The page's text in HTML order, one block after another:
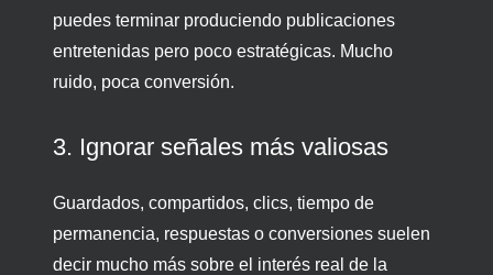
puedes terminar produciendo publicaciones
entretenidas pero poco estratégicas. Mucho
ruido, poca conversión.
3. Ignorar señales más valiosas
Guardados, compartidos, clics, tiempo de
permanencia, respuestas o conversiones suelen
decir mucho más sobre el interés real de la